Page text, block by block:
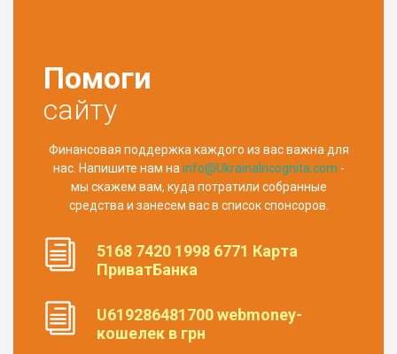
Помоги
сайту
Финансовая поддержка каждого из вас важна для
нас. Напишите нам на info@UkrainaIncognita.com -
мы скажем вам, куда потратили собранные
средства и занесем вас в список спонсоров.
5168 7420 1998 6771 Карта
ПриватБанка
U619286481700 webmoney-
кошелек в грн